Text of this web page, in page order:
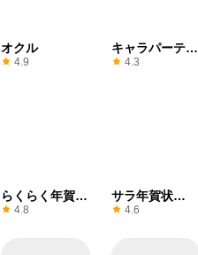
オクル
4.9
キャラパーティ
ー 4.3
らくらく年賀
2022年
4.8
サラ年賀状
2022
4.6